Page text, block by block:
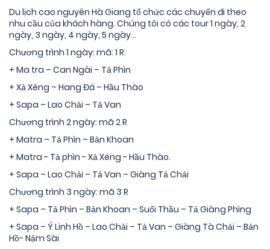
Du lịch cao nguyên Hà Giang tổ chức các chuyến đi theo
nhu cầu của khách hàng. Chúng tôi có các tour 1 ngày, 2
ngày, 3 ngày, 4 ngày, 5 ngày…
Chương trình 1 ngày: mã: 1 R:
+ Ma tra – Can Ngài – Tả Phìn
+ Xả Xéng – Hang Đá – Hầu Thào
+ Sapa – Lao Chải – Tả Van
Chương trình 2 ngày: mã 2 R
+ Matra – Tả Phìn – Bản Khoan
+ Matra - Tả phìn - Xả Xéng - Hầu Thào.
+ Sapa – Lao Chải – Tả Van – Giàng Tả Chải
Chương trình 3 ngày: mã 3 R
+ Sapa – Tả Phìn – Bản Khoan – Suối Thầu – Tả Giàng Phìng
+ Sapa – Ý Linh Hồ – Lao Chải – Tả Van – Giàng Tà Chải – Bản
Hồ- Nậm Sài